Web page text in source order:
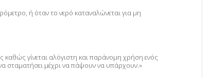
ή όταν το νερό καταναλώνεται για μη
γίνεται αλόγιστη και παράνομη χρήση ενός
να σταματήσει μέχρι να πάψουν να υπάρχουν.»